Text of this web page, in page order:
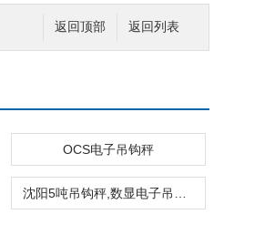
返回列表
返回顶部
OCS电子吊钩秤